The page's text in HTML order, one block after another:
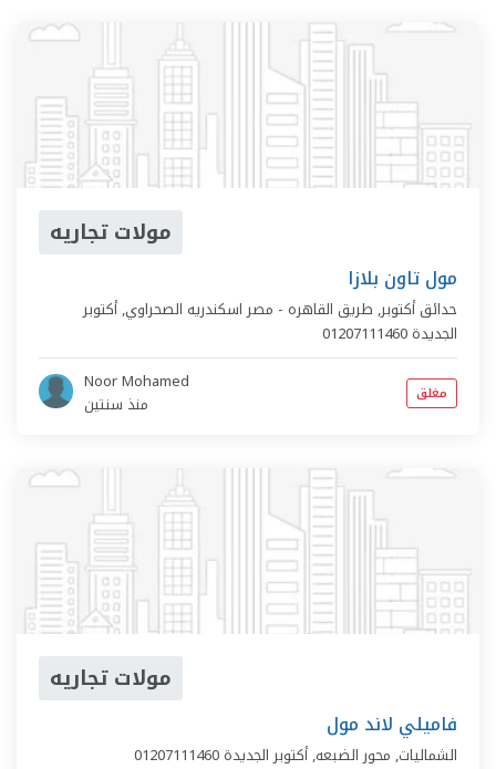
مولات تجاريه
مول تاون بلازا
حدائق أكتوبر, طريق القاهره - مصر اسكندريه الصحراوي,أكتوبر
الجديدة
Noor Mohamed
منذ سنتين
مغلق
مولات تجاريه
فاميلي لاند مول
الشماليات, محور الضبعه,أكتوبر الجديدة